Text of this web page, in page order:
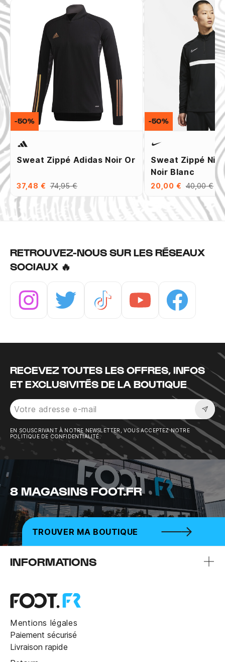
Sweat Zippé Adidas Noir Or
37,48 € 74,95 €
-50%
Sweat Zippé
Noir Blanc
20,00 € 40,00 €
-50%
RETROUVEZ-NOUS SUR LES RÉSEAUX
SOCIAUX 🔥
RECEVEZ TOUTES LES OFFRES, INFOS
ET EXCLUSIVITÉS DE LA BOUTIQUE
EN SOUSCRIVANT À NOTRE NEWSLETTER, VOUS ACCEPTEZ NOTRE
POLITIQUE DE CONFIDENTIALITÉ.
8 MAGASINS FOOT.FR
TROUVER MA BOUTIQUE
INFORMATIONS
Mentions légales
Paiement sécurisé
Livraison rapide